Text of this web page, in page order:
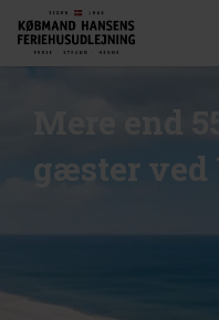
Mere end
gæster ved